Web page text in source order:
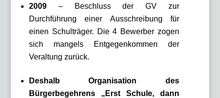
2009– Beschluss der GV zur
Durchführung einer Ausschreibung für
einen Schulträger. Die 4 Bewerber zogen
sich mangels Entgegenkommen der
Veraltung zurück.
Deshalb Organisation des
Bürgerbegehrens „Erst Schule, dann